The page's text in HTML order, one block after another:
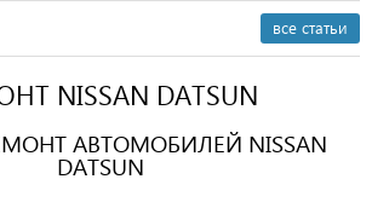
все статьи
NISSAN DATSUN
АВТОМОБИЛЕЙ NISSAN
DATSUN